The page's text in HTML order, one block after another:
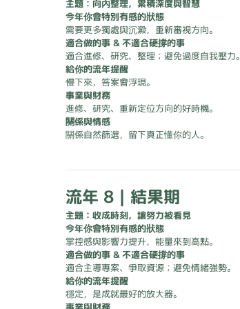
主題：向內整理，累積深度與智慧
今年你會特別有感的狀態
需要更多獨處與沉澱，重新審視方向。
適合做的事 & 不適合硬撐的事
適合進修、研究、整理；避免過度自我壓力。
給你的流年提醒
慢下來，答案會浮現。
事業與財務
進修、研究、重新定位方向的好時機。
關係與情感
關係自然篩選，留下真正懂你的人。
流年 8｜結果期
主題：收成時刻，讓努力被看見
今年你會特別有感的狀態
掌控感與影響力提升，能量來到高點。
適合做的事 & 不適合硬撐的事
適合主導專案、爭取資源；避免情緒強勢。
給你的流年提醒
穩定，是成就最好的放大器。